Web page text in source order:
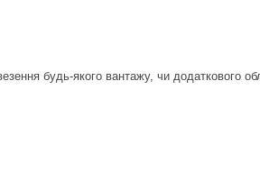
будь-якого вантажу, чи додаткового